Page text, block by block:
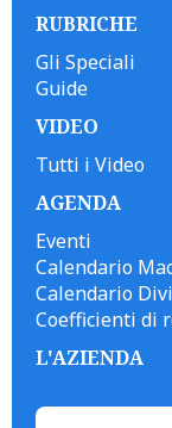
RUBRICHE
Gli Speciali
Guide
VIDEO
Tutti i Video
AGENDA
Eventi
Calendario
Calendario
Coefficienti di
L'AZIENDA